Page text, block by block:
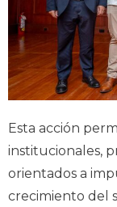
Esta acción
institucionales,
orientados a
crecimiento del